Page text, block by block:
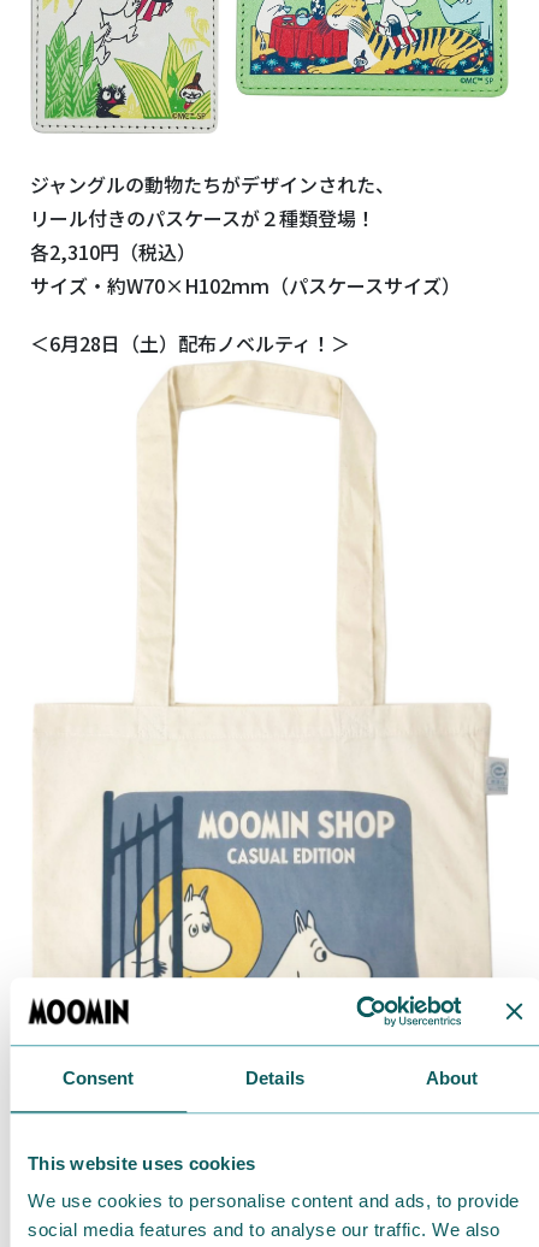
Consent Details About
This website uses cookies
We use cookies to personalise content and ads, to provide
social media features and to analyse our traffic. We also
ジャングルの動物たちがデザインされた、
リール付きのパスケースが２種類登場！
各2,310円（税込）
サイズ・約W70×H102ｍｍ（パスケースサイズ）
＜6月28日（土）配布ノベルティ！＞
非売品 アトレ上野店２周年記念 エコバッグ